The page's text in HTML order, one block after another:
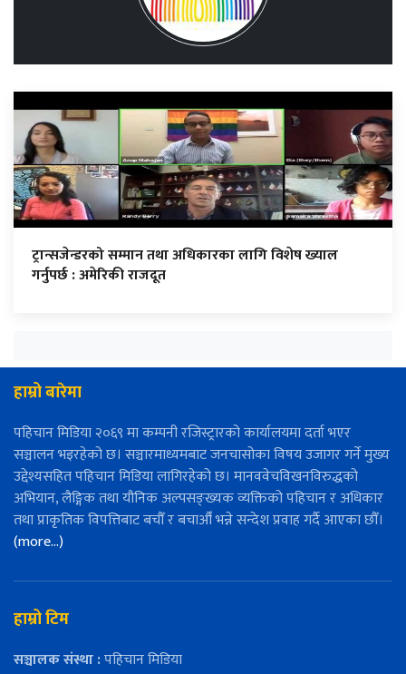
ट्रान्सजेन्डरको सम्मान तथा अधिकारका लागि विशेष ख्याल
गर्नुपर्छ : अमेरिकी राजदूत
हाम्रो बारेमा
पहिचान मिडिया २०६९ मा कम्पनी रजिस्ट्रारको कार्यालयमा दर्ता भएर
सञ्चालन भइरहेको छ। सञ्चारमाध्यमबाट जनचासोका विषय उजागर गर्ने मुख्य
उद्देश्यसहित पहिचान मिडिया लागिरहेको छ। मानववेचविखनविरुद्धको
अभियान, लैङ्गिक तथा यौनिक अल्पसङ्ख्यक व्यक्तिको पहिचान र अधिकार
तथा प्राकृतिक विपत्तिबाट बचौँ र बचाऔँ भन्ने सन्देश प्रवाह गर्दै आएका छौँ।
(more…)
हाम्रो टिम
सञ्चालक संस्था :पहिचान मिडिया